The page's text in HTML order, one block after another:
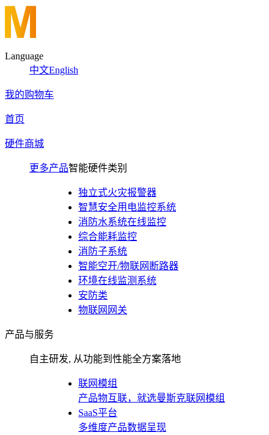
Language
中文English
我的购物车
首页
硬件商城
更多产品智能硬件类别
独立式火灾报警器
智慧安全用电监控系统
消防水系统在线监控
综合能耗监控
消防子系统
智能空开/物联网断路器
环境在线监测系统
安防类
物联网网关
产品与服务
自主研发, 从功能到性能全方案落地
联网模组
产品物互联，就选曼斯克联网模组
SaaS平台
多维度产品数据呈现